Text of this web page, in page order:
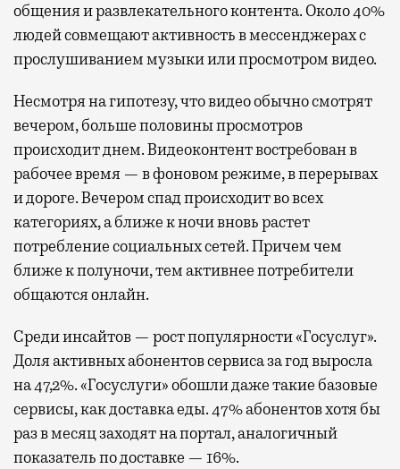
общения и развлекательного контента. Около 40%
людей совмещают активность в мессенджерах с
прослушиванием музыки или просмотром видео.
Несмотря на гипотезу, что видео обычно смотрят
вечером, больше половины просмотров
происходит днем. Видеоконтент востребован в
рабочее время — в фоновом режиме, в перерывах
и дороге. Вечером спад происходит во всех
категориях, а ближе к ночи вновь растет
потребление социальных сетей. Причем чем
ближе к полуночи, тем активнее потребители
общаются онлайн.
Среди инсайтов — рост популярности «Госуслуг».
Доля активных абонентов сервиса за год выросла
на 47,2%. «Госуслуги» обошли даже такие базовые
сервисы, как доставка еды. 47% абонентов хотя бы
раз в месяц заходят на портал, аналогичный
показатель по доставке — 16%.